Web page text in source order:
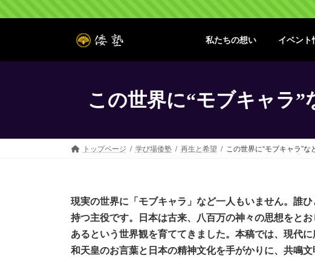
ン
ツ
プ
ビ
シ
動
私たちの想い イベント
この世界に“モブキャラ
トップページ 学び場倭塾 再生と希望 この世界に“モブキャラ”
現実の世界に「モブキャラ」など一人もいません。誰
持つ主役です。日本は古来、八百万の神々の思想をと
あるという世界観を育ててきました。本稿では、現代
和天皇のお言葉と日本の精神文化を手がかりに、共鳴